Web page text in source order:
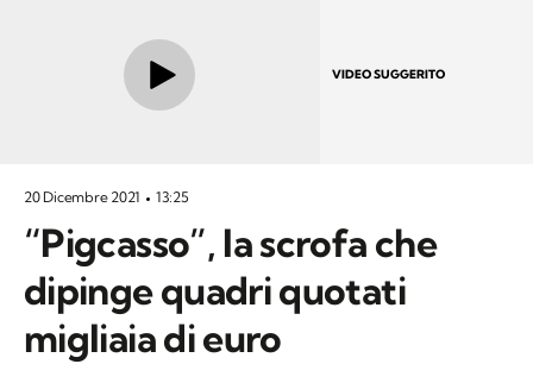
VIDEO SUGGERITO
20 Dicembre 2021 13:25
“Pigcasso”, la scrofa che
dipinge quadri quotati
migliaia di euro